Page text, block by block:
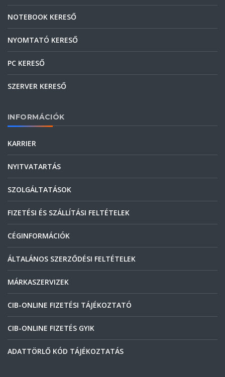
NOTEBOOK KERESŐ
NYOMTATÓ KERESŐ
PC KERESŐ
SZERVER KERESŐ
INFORMÁCIÓK
KARRIER
NYITVATARTÁS
SZOLGÁLTATÁSOK
FIZETÉSI ÉS SZÁLLÍTÁSI FELTÉTELEK
CÉGINFORMÁCIÓK
ÁLTALÁNOS SZERZŐDÉSI FELTÉTELEK
MÁRKASZERVIZEK
CIB-ONLINE FIZETÉSI TÁJÉKOZTATÓ
CIB-ONLINE FIZETÉS GYIK
ADATTÖRLŐ KÓD TÁJÉKOZTATÁS